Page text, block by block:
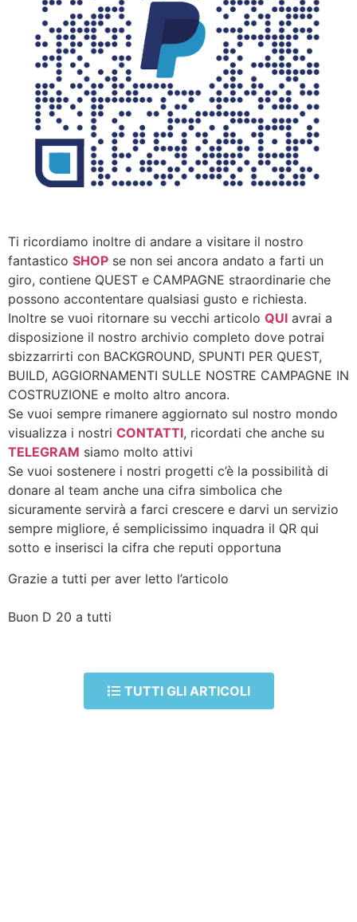
Ti ricordiamo inoltre di andare a visitare il nostro
fantastico SHOP se non sei ancora andato a farti un
giro, contiene QUEST e CAMPAGNE straordinarie che
possono accontentare qualsiasi gusto e richiesta.
Inoltre se vuoi ritornare su vecchi articolo QUI avrai a
disposizione il nostro archivio completo dove potrai
sbizzarrirti con BACKGROUND, SPUNTI PER QUEST,
BUILD, AGGIORNAMENTI SULLE NOSTRE CAMPAGNE IN
COSTRUZIONE e molto altro ancora.
Se vuoi sempre rimanere aggiornato sul nostro mondo
visualizza i nostri CONTATTI, ricordati che anche su
TELEGRAM siamo molto attivi
Se vuoi sostenere i nostri progetti c’è la possibilità di
donare al team anche una cifra simbolica che
sicuramente servirà a farci crescere e darvi un servizio
sempre migliore, é semplicissimo inquadra il QR qui
sotto e inserisci la cifra che reputi opportuna
Grazie a tutti per aver letto l’articolo
Buon D 20 a tutti
TUTTI GLI ARTICOLI